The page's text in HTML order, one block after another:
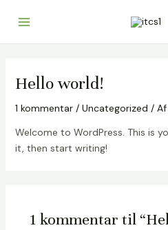
Hello world!
1 kommentar / Uncategorized / Af
Welcome to WordPress. This is
it, then start writing!
1 kommentar til